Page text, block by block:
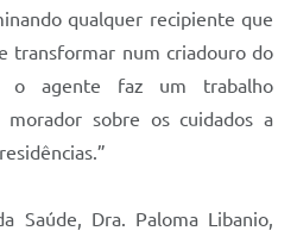
qualquer recipiente que
transformar num criadouro do
o agente faz um trabalho
sobre os cuidados a
Saúde, Dra. Paloma Libanio,